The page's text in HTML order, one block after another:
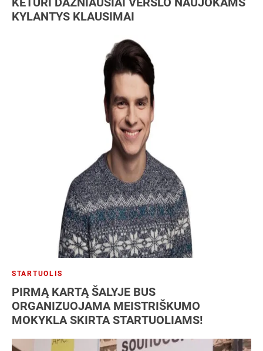
KYLANTYS KLAUSIMAI
STARTUOLIS
PIRMĄ KARTĄ ŠALYJE BUS
ORGANIZUOJAMA MEISTRIŠKUMO
MOKYKLA SKIRTA STARTUOLIAMS!